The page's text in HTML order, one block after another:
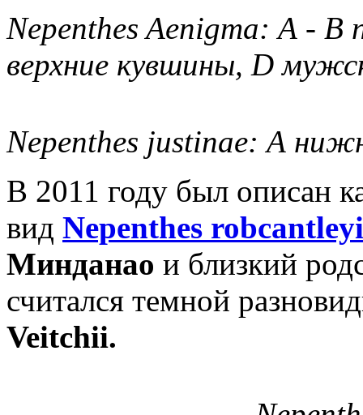
Nepenthes Aenigma: А -
верхние кувшины, D
Nepenthes justinae: А
В 2011 году был описан
вид Nepenthes
Минданао и близкий
считался темной
Veitchii.